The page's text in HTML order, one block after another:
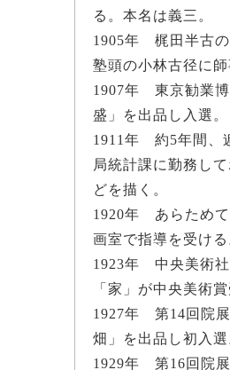
る。本名は義三。
1905年 梶田半古の
塾頭の小林古径に師
1907年 東京勧業博
盛」を出品し入選。
1911年 約5年間、
局統計課に勤務し
どを描く。
1920年 あらため
画室で指導を受ける
1923年 中央美術
「家」が中央美術賞
1927年 第14回院
畑」を出品し初入選
1929年 第16回院